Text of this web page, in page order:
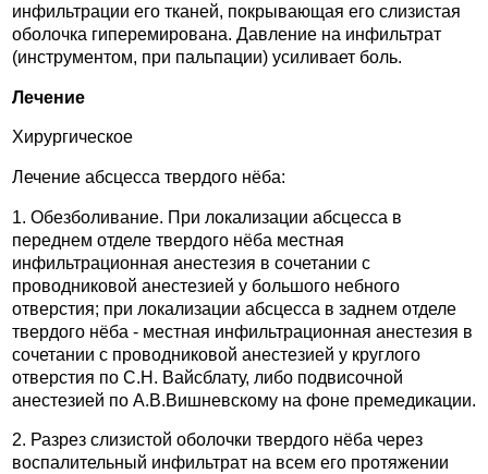
инфильтрации его тканей, покрывающая его слизистая
оболочка гиперемирована. Давление на инфильтрат
(инструментом, при пальпации) усиливает боль.
Лечение
Хирургическое
Лечение абсцесса твердого нёба:
1. Обезболивание. При локализации абсцесса в
переднем отделе твердого нёба местная
инфильтрационная анестезия в сочетании с
проводниковой анестезией у большого небного
отверстия; при локализации абсцесса в заднем отделе
твердого нёба - местная инфильтрационная анестезия в
сочетании с проводниковой анестезией у круглого
отверстия по С.Н. Вайсблату, либо подвисочной
анестезией по А.В.Вишневскому на фоне премедикации.
2. Разрез слизистой оболочки твердого нёба через
воспалительный инфильтрат на всем его протяжении